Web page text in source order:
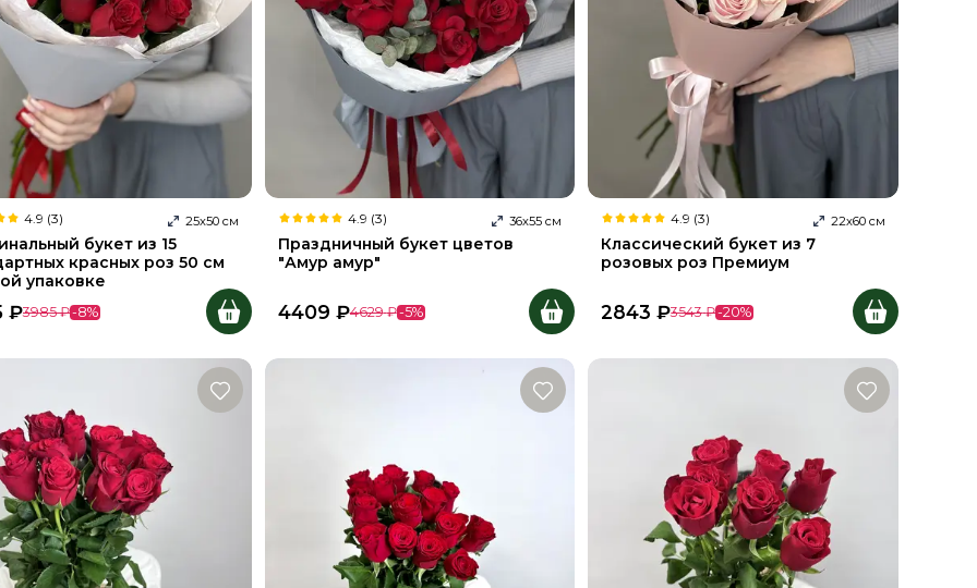
4.9 (3) 25х50см
букет из 15
красных роз 50 см
упаковке
₽3985 ₽-8%
4.9 (3) 36х55 см
Праздничный букет цветов
"Амур амур"
4409 ₽4629 ₽-5%
4.9 (3) 22х60см
Классический букет из 7
розовых роз Премиум
2843 ₽3543 ₽-20%